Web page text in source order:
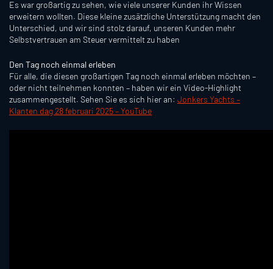
Es war großartig zu sehen, wie viele unserer Kunden ihr Wissen
erweitern wollten. Diese kleine zusätzliche Unterstützung macht den
Unterschied, und wir sind stolz darauf, unseren Kunden mehr
Selbstvertrauen am Steuer vermittelt zu haben
Den Tag noch einmal erleben
Für alle, die diesen großartigen Tag noch einmal erleben möchten –
oder nicht teilnehmen konnten – haben wir ein Video-Highlight
zusammengestellt. Sehen Sie es sich hier an: Jonkers Yachts –
Klanten dag 28 februari 2025 – YouTube